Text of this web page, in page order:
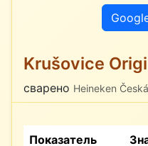
Krušovice
сварено Heineken
Показатель